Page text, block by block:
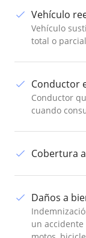
Vehículo
Vehículo
total o
Conductor
Conductor
cuando
Cobertura
Daños a
un accidente